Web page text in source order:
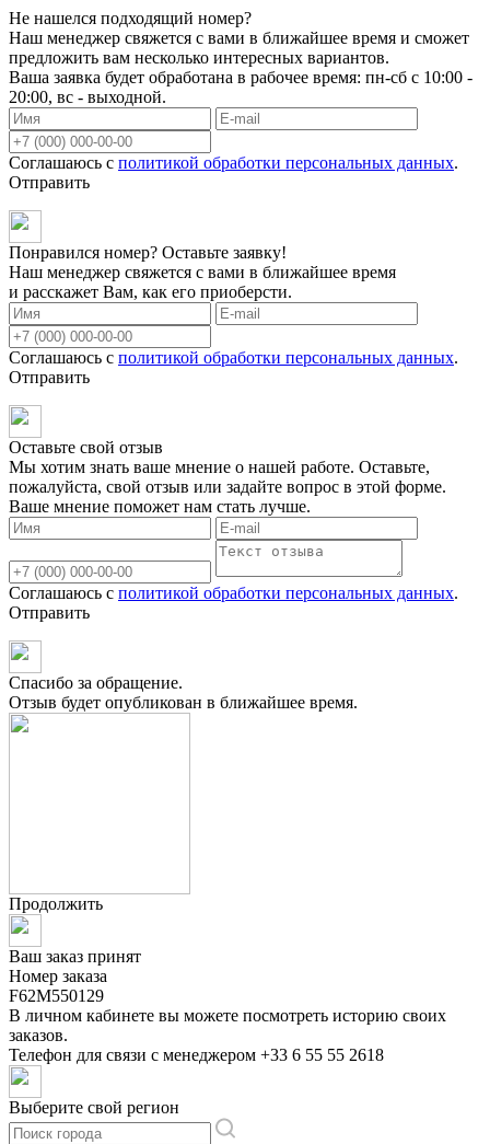
Не нашелся подходящий номер?
Наш менеджер свяжется с вами в ближайшее время и сможет
предложить вам несколько интересных вариантов.
Ваша заявка будет обработана в рабочее время: пн-сб с 10:00 -
20:00, вс - выходной.
Соглашаюсь с политикой обработки персональных данных.
Отправить
Понравился номер? Оставьте заявку!
Наш менеджер свяжется с вами в ближайшее время
и расскажет Вам, как его приоберсти.
Соглашаюсь с политикой обработки персональных данных.
Отправить
Оставьте свой отзыв
Мы хотим знать ваше мнение о нашей работе. Оставьте,
пожалуйста, свой отзыв или задайте вопрос в этой форме.
Ваше мнение поможет нам стать лучше.
Соглашаюсь с политикой обработки персональных данных.
Отправить
Спасибо за обращение.
Отзыв будет опубликован в ближайшее время.
Продолжить
Ваш заказ принят
Номер заказа
F62M550129
В личном кабинете вы можете посмотреть историю своих
заказов.
Телефон для связи с менеджером +33 6 55 55 2618
Выберите свой регион